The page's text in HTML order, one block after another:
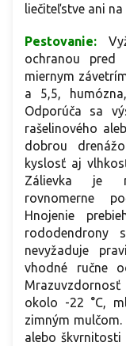
liečiteľstve ani
Pestovanie: V
ochranou pred
miernym
a 5,5,
Odporúča sa
rašelinového
dobrou
kyslosť aj
Zálievka je
rovnomerne
Hnojenie
rododendrony
nevyžaduje
vhodné ručne
okolo -22 °C,
zimným
alebo škvrnitosti